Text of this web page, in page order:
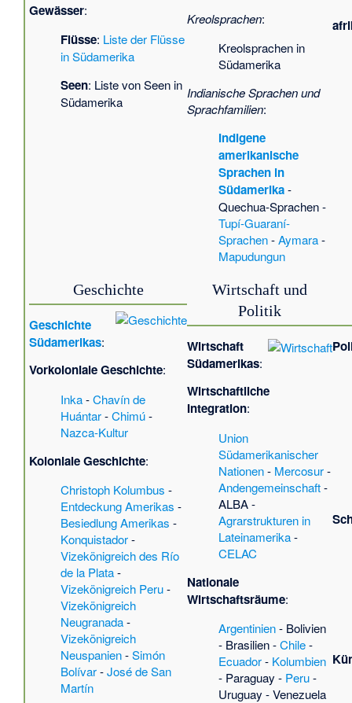
Gewässer:
Flüsse: Liste der Flüsse
in Südamerika
Seen: Liste von Seen in
Südamerika
Kreolsprachen:
Kreolsprachen in
Südamerika
Indianische Sprachen und
Sprachfamilien:
Indigene
amerikanische
Sprachen in
Südamerika-
Quechua-Sprachen-
Tupí-Guaraní-
Sprachen-Aymara-
Mapudungun
Geschichte
Geschichte
Südamerikas:
Vorkoloniale Geschichte:
Inka-Chavín de
Huántar-Chimú-
Nazca-Kultur
Koloniale Geschichte:
Christoph Kolumbus -
Entdeckung Amerikas -
Besiedlung Amerikas -
Konquistador-
Vizekönigreich des Río
de la Plata-
Vizekönigreich Peru-
Vizekönigreich
Neugranada-
Vizekönigreich
Neuspanien-Simón
Bolívar-José de San
Martín
Wirtschaft und
Politik
Wirtschaft
Südamerikas:
Wirtschaftliche
Integration:
Union
Südamerikanischer
Nationen- Mercosur-
Andengemeinschaft-
ALBA-
Agrarstrukturen in
Lateinamerika-
CELAC
Nationale
Wirtschaftsräume:
Argentinien- Bolivien
- Brasilien-Chile-
Ecuador- Kolumbien
- Paraguay - Peru-
Uruguay -Venezuela